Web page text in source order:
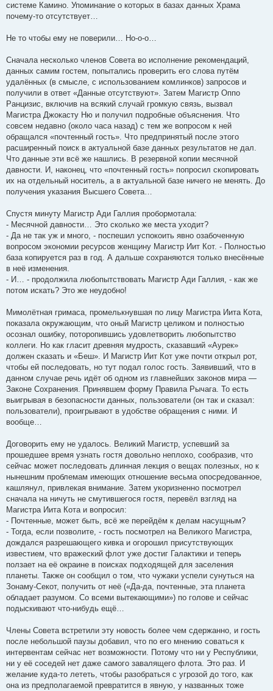
системе Камино. Упоминание о которых в базах данных Храма
почему-то отсутствует…
Не то чтобы ему не поверили… Но-о-о…
Сначала несколько членов Совета во исполнение рекомендаций,
данных самим гостем, попытались проверить его слова путём
удалённых (в смысле, с использованием комлинков) запросов и
получили в ответ «Данные отсутствуют». Затем Магистр Оппо
Ранцизис, включив на всякий случай громкую связь, вызвал
Магистра Джокасту Ню и получил подробные объяснения. Что
совсем недавно (около часа назад) с тем же вопросом к ней
обращался «почтенный гость». Что предпринятый после этого
расширенный поиск в актуальной базе данных результатов не дал.
Что данные эти всё же нашлись. В резервной копии месячной
давности. И, наконец, что «почтенный гость» попросил скопировать
их на отдельный носитель, а в актуальной базе ничего не менять. До
получения указания Высшего Совета…
Спустя минуту Магистр Ади Галлия пробормотала:
- Месячной давности… Это сколько же места уходит?
- Да не так уж и много, - поспешил успокоить явно озабоченную
вопросом экономии ресурсов женщину Магистр Иит Кот. - Полностью
база копируется раз в год. А дальше сохраняются только внесённые
в неё изменения.
- И… - продолжила любопытствовать Магистр Ади Галлия, - как же
потом искать? Это же неудобно!
Мимолётная гримаса, промелькнувшая по лицу Магистра Иита Кота,
показала окружающим, что оный Магистр целиком и полностью
осознал ошибку, поторопившись удовлетворить любопытство
коллеги. Но как гласит древняя мудрость, сказавший «Аурек»
должен сказать и «Беш». И Магистр Иит Кот уже почти открыл рот,
чтобы ей последовать, но тут подал голос гость. Заявивший, что в
данном случае речь идёт об одном из главнейших законов мира —
Законе Сохранения. Принявшем форму Правила Рычага. То есть
выигрывая в безопасности данных, пользователи (он так и сказал:
пользователи), проигрывают в удобстве обращения с ними. И
вообще…
Договорить ему не удалось. Великий Магистр, успевший за
прошедшее время узнать гостя довольно неплохо, сообразив, что
сейчас может последовать длинная лекция о вещах полезных, но к
нынешним проблемам имеющих отношение весьма опосредованное,
кашлянул, привлекая внимание. Затем укоризненно посмотрел
сначала на ничуть не смутившегося гостя, перевёл взгляд на
Магистра Иита Кота и вопросил:
- Почтенные, может быть, всё же перейдём к делам насущным?
- Тогда, если позволите, - гость посмотрел на Великого Магистра,
дождался разрешающего кивка и огорошил присутствующих
известием, что вражеский флот уже достиг Галактики и теперь
ползает на её окраине в поисках подходящей для заселения
планеты. Также он сообщил о том, что чужаки успели сунуться на
Зонаму-Секот, получить от неё («Да-да, почтенные, эта планета
обладает разумом. Со всеми вытекающими») по голове и сейчас
подыскивают что-нибудь ещё…
Члены Совета встретили эту новость более чем сдержанно, и гость
после небольшой паузы добавил, что по его мнению соваться к
интервентам сейчас нет возможности. Потому что ни у Республики,
ни у её соседей нет даже самого завалящего флота. Это раз. И
желание куда-то лететь, чтобы разобраться с угрозой до того, как
она из предполагаемой превратится в явную, у названных тоже